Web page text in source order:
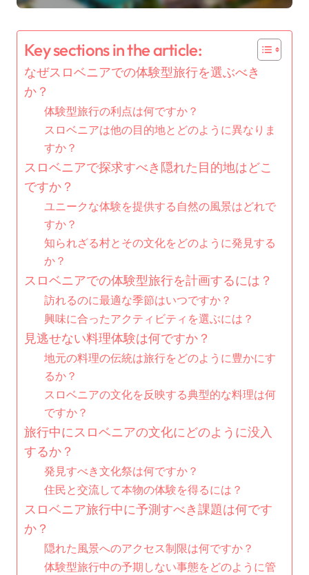
Key sections in the article:
なぜスロベニアでの体験型旅行を選ぶべき
か？
体験型旅行の利点は何ですか？
スロベニアは他の目的地とどのように異なりま
すか？
スロベニアで探求すべき隠れた目的地はどこ
ですか？
ユニークな体験を提供する自然の風景はどれで
すか？
知られざる村とその文化をどのように発見する
か？
スロベニアでの体験型旅行を計画するには？
訪れるのに最適な季節はいつですか？
興味に合ったアクティビティを選ぶには？
見逃せない料理体験は何ですか？
地元の料理の伝統は旅行をどのように豊かにす
るか？
スロベニアの文化を反映する典型的な料理は何
ですか？
旅行中にスロベニアの文化にどのように没入
するか？
発見すべき文化祭は何ですか？
住民と交流して本物の体験を得るには？
スロベニア旅行中に予測すべき課題は何です
か？
隠れた風景へのアクセス制限は何ですか？
体験型旅行中の予期しない事態をどのように管